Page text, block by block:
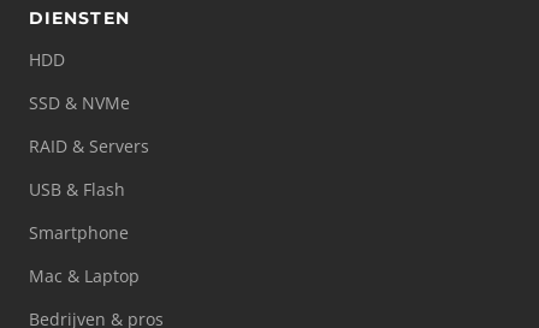
DIENSTEN
HDD
SSD & NVMe
RAID & Servers
USB & Flash
Smartphone
Mac & Laptop
Bedrijven & pros